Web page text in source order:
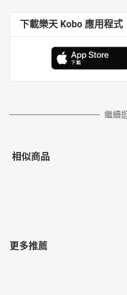
下載樂天 Kobo 應用程式
繼續
相似商品
更多推薦